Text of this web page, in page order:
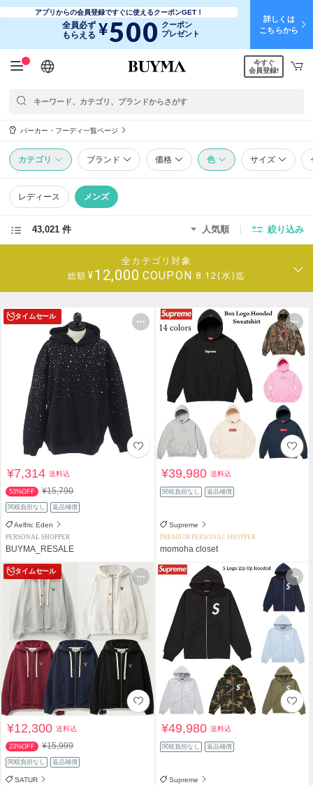
アプリからの会員登録ですぐに使えるクーポンGET！
全員必ず
もらえる ¥500 クーポン
プレゼント
詳しくは
こちらから
日本語
English
简体中文
繁體中文
今すぐ
会員登録!
パーカー・フーディ一覧ページ
カテゴリ ブランド 価格 色 サイズ
レディース メンズ
43,021 件 人気順 絞り込み
全カテゴリ対象
総額 ¥12,000 COUPON 8.12(水)迄
タイムセール
¥7,314送料込
53%OFF ¥15,790
関税負担なし 返品補償
Aelfric Eden
PERSONAL SHOPPER
BUYMA_RESALE
¥39,980送料込
関税負担なし 返品補償
Supreme
PREMIUM PERSONAL SHOPPER
momoha closet
タイムセール
¥12,300送料込
23%OFF ¥15,999
関税負担なし 返品補償
SATUR
¥49,980送料込
関税負担なし 返品補償
Supreme